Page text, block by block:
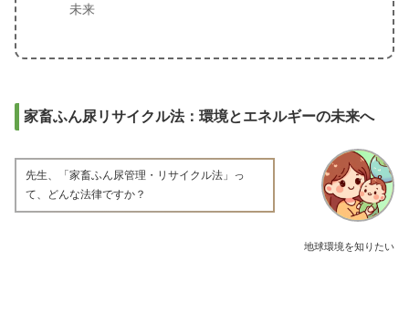
未来
家畜ふん尿リサイクル法：環境とエネルギーの未来へ
地球環境を知りたい
先生、「家畜ふん尿管理・リサイクル法」っ
て、どんな法律ですか？